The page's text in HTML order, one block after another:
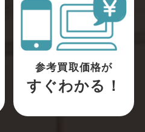
参考買取価格が
すぐわかる！